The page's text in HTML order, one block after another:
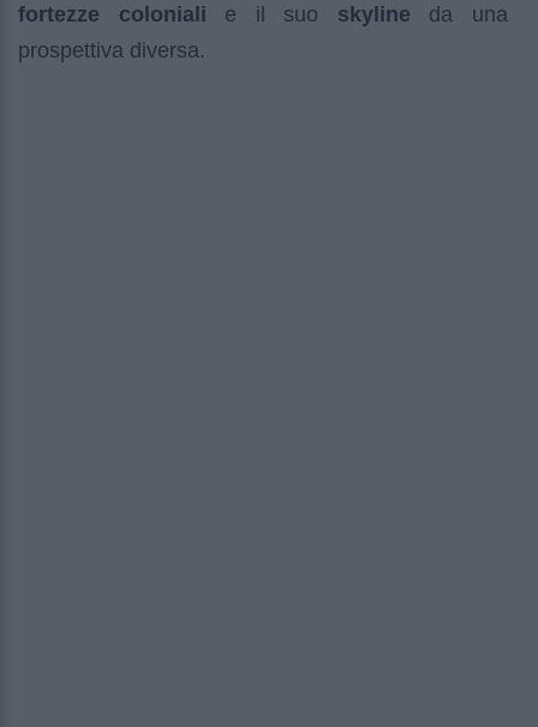
fortezze coloniali e il suo skyline da una
prospettiva diversa.